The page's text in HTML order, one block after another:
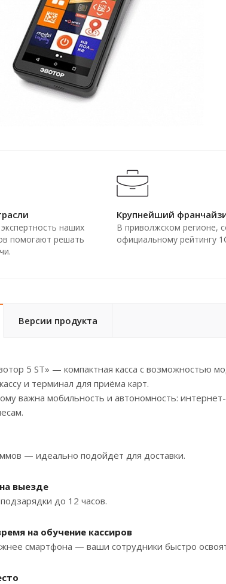
наших
помогают решать
Крупнейший
В приволжском регионе,
официальному рейтингу
Версии продукта
5 ST» — компактная касса с возможностью
и терминал для приёма карт.
важна мобильность и автономность:
— идеально подойдёт для доставки.
выезде
до 12 часов.
на обучение кассиров
смартфона — ваши сотрудники быстро